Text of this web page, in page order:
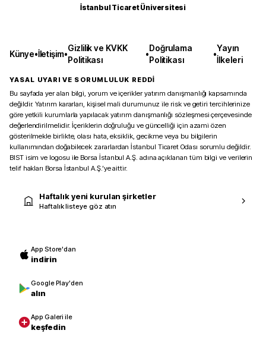
İstanbul Ticaret Üniversitesi
Künye•İletişim•
Gizlilik ve KVKK
Politikası
•
Doğrulama
Politikası
•
Yayın
İlkeleri
YASAL UYARI VE SORUMLULUK REDDİ
Bu sayfada yer alan bilgi, yorum ve içerikler yatırım danışmanlığı kapsamında
değildir. Yatırım kararları, kişisel mali durumunuz ile risk ve getiri tercihlerinize
göre yetkili kurumlarla yapılacak yatırım danışmanlığı sözleşmesi çerçevesinde
değerlendirilmelidir. İçeriklerin doğruluğu ve güncelliği için azami özen
gösterilmekle birlikte, olası hata, eksiklik, gecikme veya bu bilgilerin
kullanımından doğabilecek zararlardan İstanbul Ticaret Odası sorumlu değildir.
BIST isim ve logosu ile Borsa İstanbul A.Ş. adına açıklanan tüm bilgi ve verilerin
telif hakları Borsa İstanbul A.Ş.’ye aittir.
Haftalık yeni kurulan şirketler
Haftalık listeye göz atın
App Store'dan
indirin
Google Play'den
alın
App Galeri ile
keşfedin